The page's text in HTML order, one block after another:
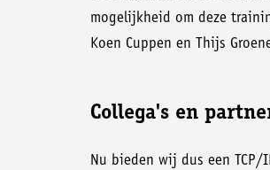
mogelijkheid om deze
Koen Cuppen en Thijs
Collega's en
Nu bieden wij dus een